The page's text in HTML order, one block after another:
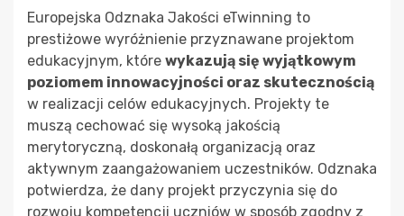
Europejska Odznaka Jakości eTwinning to
prestiżowe wyróżnienie przyznawane projektom
edukacyjnym, które wykazują się wyjątkowym
poziomem innowacyjności oraz skutecznością
w realizacji celów edukacyjnych. Projekty te
muszą cechować się wysoką jakością
merytoryczną, doskonałą organizacją oraz
aktywnym zaangażowaniem uczestników. Odznaka
potwierdza, że dany projekt przyczynia się do
rozwoju kompetencji uczniów w sposób zgodny z